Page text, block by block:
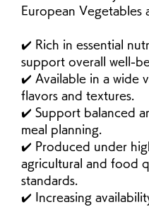
European Vegetables
✔️ Rich in essential
support overall well-
✔️ Available in a wide
flavors and textures.
✔️ Support balanced
meal planning.
✔️ Produced under
agricultural and food
standards.
✔️ Increasing